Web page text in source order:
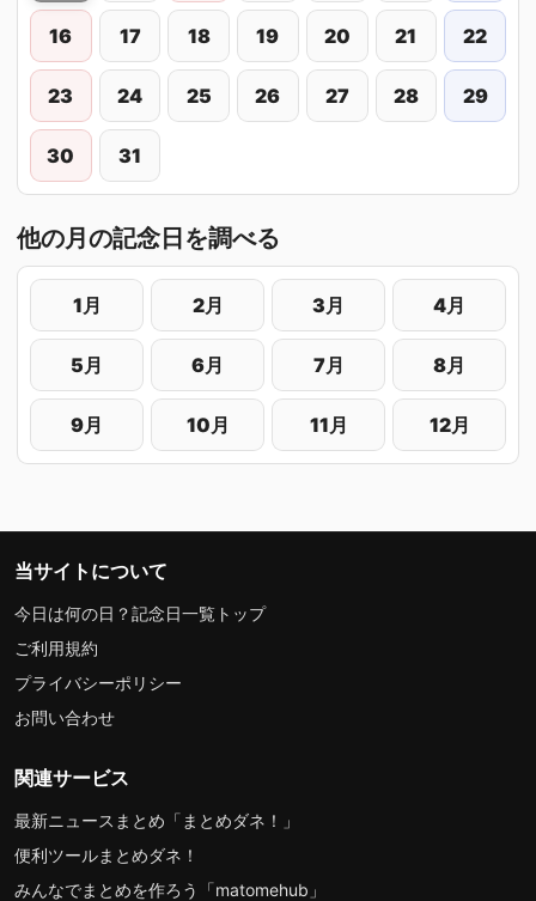
16 17 18 19 20 21 22
23 24 25 26 27 28 29
30 31
他の月の記念日を調べる
1月 2月 3月 4月
5月 6月 7月 8月
9月 10月 11月 12月
当サイトについて
今日は何の日？記念日一覧トップ
ご利用規約
プライバシーポリシー
お問い合わせ
関連サービス
最新ニュースまとめ「まとめダネ！」
便利ツールまとめダネ！
みんなでまとめを作ろう「matomehub」